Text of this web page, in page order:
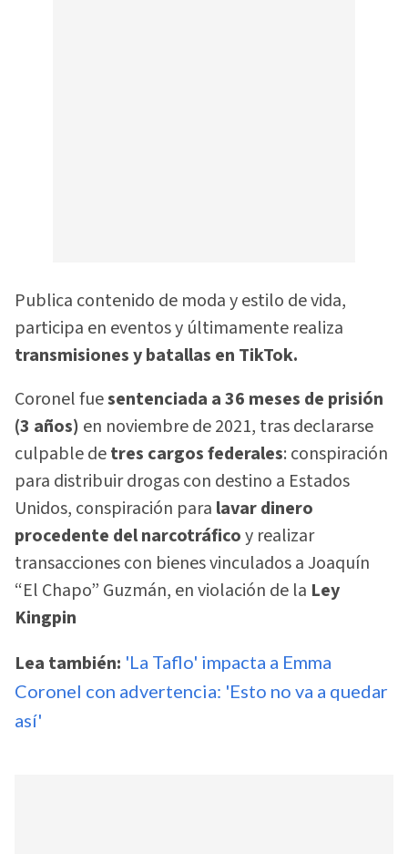
Publica contenido de moda y estilo de vida,
participa en eventos y últimamente realiza
transmisiones y batallas en TikTok.
Coronel fuesentenciada a 36 meses de prisión
(3 años) en noviembre de 2021, tras declararse
culpable detres cargos federales: conspiración
para distribuir drogas con destino a Estados
Unidos, conspiración para lavar dinero
procedente del narcotráficoy realizar
transacciones con bienes vinculados a Joaquín
“El Chapo” Guzmán, en violación de la Ley
Kingpin
Lea también: 'La Taflo' impacta a Emma
Coronel con advertencia: 'Esto no va a quedar
así'